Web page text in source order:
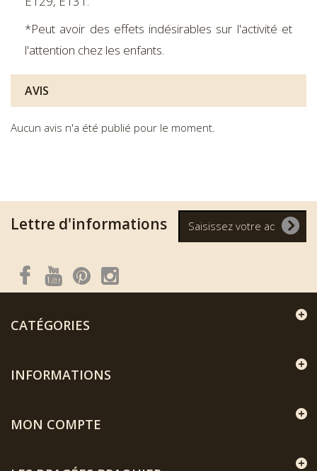
*Peut avoir des effets indésirables sur l'activité et
l'attention chez les enfants.
AVIS
Aucun avis n'a été publié pour le moment.
Lettre d'informations
CATÉGORIES
INFORMATIONS
MON COMPTE